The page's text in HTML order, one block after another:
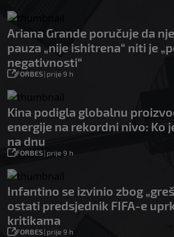
Ariana Grande poručuje da
pauza „nije ishitrena“ niti je
negativnosti“
FORBES| prije 9 h
Kina podigla globalnu
energije na rekordni nivo: Ko
na dnu
FORBES| prije 9 h
Infantino se izvinio zbog
ostati predsjednik FIFA-e
kritikama
FORBES| prije 9 h